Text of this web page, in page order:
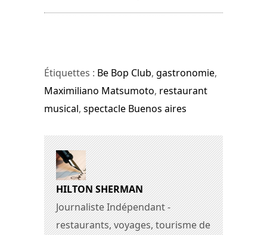
Étiquettes : Be Bop Club, gastronomie,
Maximiliano Matsumoto, restaurant
musical, spectacle Buenos aires
HILTON SHERMAN
Journaliste Indépendant -
restaurants, voyages, tourisme de